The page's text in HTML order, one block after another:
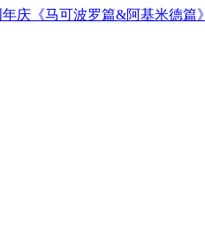
庆《马可波罗篇&阿基米德篇》